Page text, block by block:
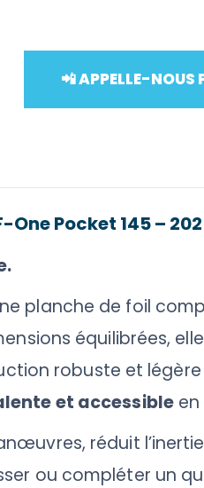
📲 APPELLE-NOUS
One Pocket 145 –
planche de foil
équilibrées,
robuste et
et accessibleen
réduit
ou compléter un